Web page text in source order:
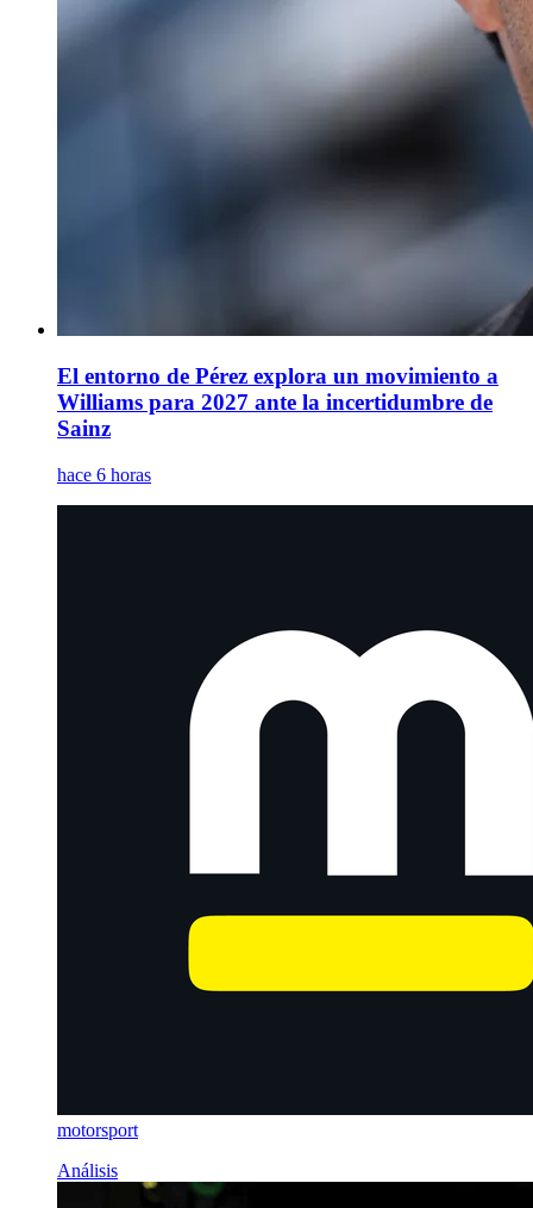
El entorno de Pérez explora un movimiento a
Williams para 2027 ante la incertidumbre de
Sainz
hace 6 horas
motorsport
Análisis